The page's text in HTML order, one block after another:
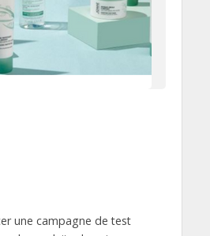
une campagne de test